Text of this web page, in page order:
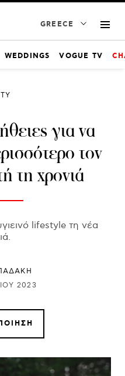
GREECE
WEDDINGS VOGUE TV
για να
τον
τη χρονιά
lifestyle τη νέα
2023